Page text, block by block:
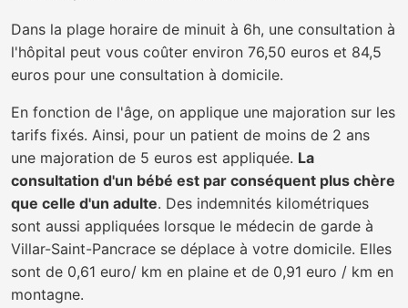
Dans la plage horaire de minuit à 6h, une consultation à
l'hôpital peut vous coûter environ 76,50 euros et 84,5
euros pour une consultation à domicile.
En fonction de l'âge, on applique une majoration sur les
tarifs fixés. Ainsi, pour un patient de moins de 2 ans
une majoration de 5 euros est appliquée. La
consultation d'un bébé est par conséquent plus chère
que celle d'un adulte. Des indemnités kilométriques
sont aussi appliquées lorsque le médecin de garde à
Villar-Saint-Pancrace se déplace à votre domicile. Elles
sont de 0,61 euro/ km en plaine et de 0,91 euro / km en
montagne.